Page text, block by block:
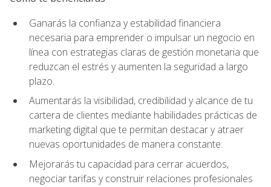
Ganarás la confianza y estabilidad financiera
necesaria para emprender o impulsar un negocio en
línea con estrategias claras de gestión monetaria que
reduzcan el estrés y aumenten la seguridad a largo
plazo.
Aumentarás la visibilidad, credibilidad y alcance de tu
cartera de clientes mediante habilidades prácticas de
marketing digital que te permitan destacar y atraer
nuevas oportunidades de manera constante.
Mejorarás tu capacidad para cerrar acuerdos,
negociar tarifas y construir relaciones profesionales